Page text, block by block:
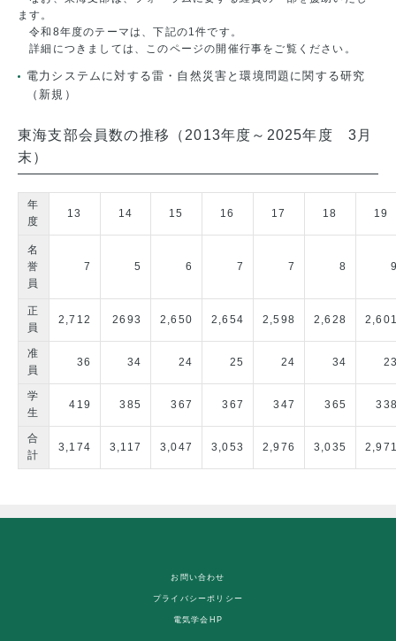
ます。
令和8年度のテーマは、下記の1件です。
詳細につきましては、このページの開催行事をご覧ください。
電力システムに対する雷・自然災害と環境問題に関する研究
（新規）
東海支部会員数の推移（2013年度～2025年度 3月
末）
年
度
13 14 15 16 17 18 19
名
誉
員
7 5 6 7 7 8
正
員
2,712 2693 2,650 2,654 2,598 2,628
准
員
36 34 24 25 24 34
学
生
419 385 367 367 347 365
合
計
3,174 3,117 3,047 3,053 2,976 3,035
お問い合わせ
プライバシーポリシー
電気学会HP